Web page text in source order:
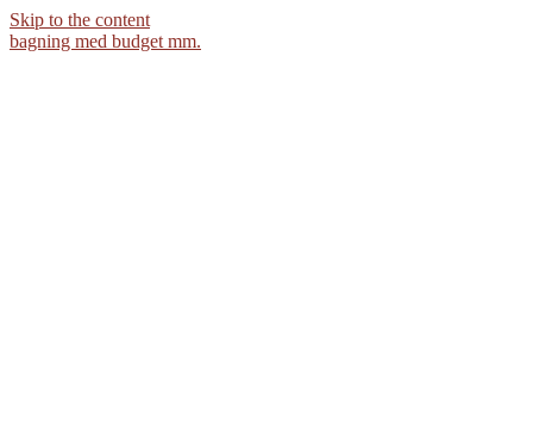
Skip to the content
bagning med budget mm.